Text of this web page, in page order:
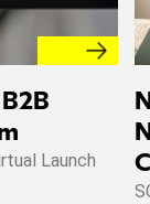
Launch